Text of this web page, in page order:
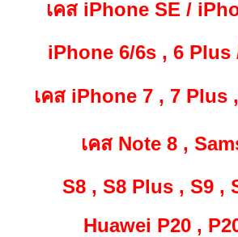
เคส iPhone SE /
iPhone 6/6s , 6 Plus
เคส iPhone 7 , 7 Plus
เคส Note 8 ,
S8 , S8 Plus , S9 ,
Huawei P20 ,